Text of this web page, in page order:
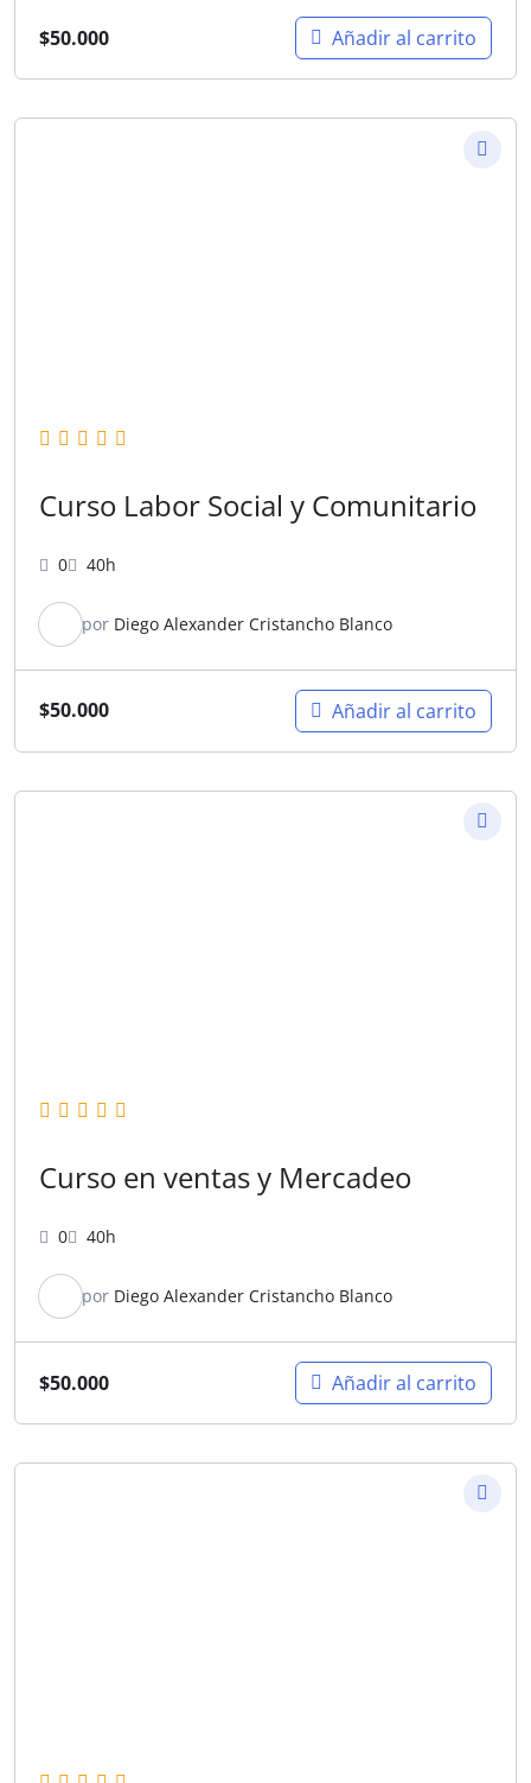
$50.000 Añadir al carrito
Curso Labor Social y Comunitario
0 40h
por Diego Alexander Cristancho Blanco
$50.000 Añadir al carrito
Curso en ventas y Mercadeo
0 40h
por Diego Alexander Cristancho Blanco
$50.000 Añadir al carrito